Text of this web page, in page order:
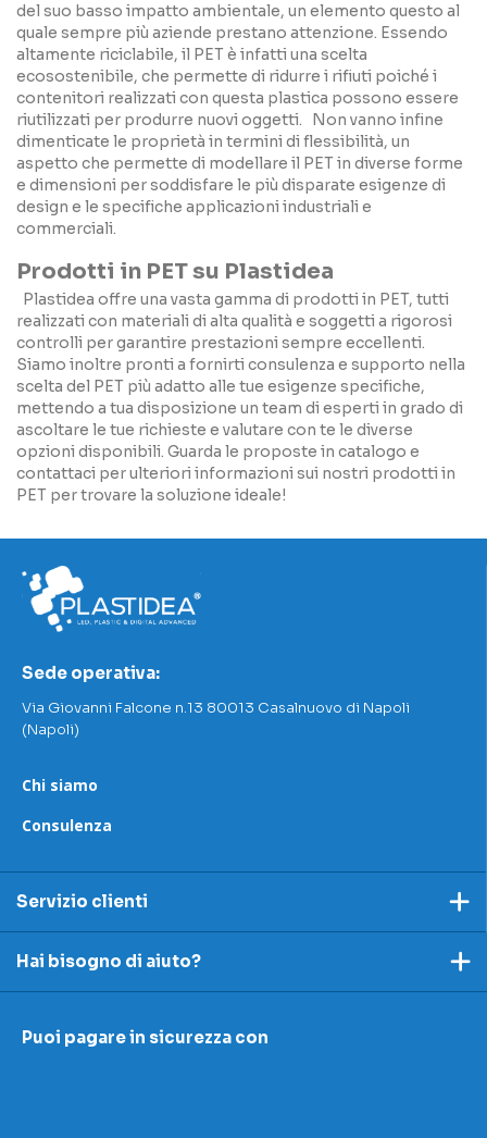
del suo basso impatto ambientale, un elemento questo al
quale sempre più aziende prestano attenzione. Essendo
altamente riciclabile, il PET è infatti una scelta
ecosostenibile, che permette di ridurre i rifiuti poiché i
contenitori realizzati con questa plastica possono essere
riutilizzati per produrre nuovi oggetti. Non vanno infine
dimenticate le proprietà in termini di flessibilità, un
aspetto che permette di modellare il PET in diverse forme
e dimensioni per soddisfare le più disparate esigenze di
design e le specifiche applicazioni industriali e
commerciali.
Prodotti in PET su Plastidea
Plastidea offre una vasta gamma di prodotti in PET, tutti
realizzati con materiali di alta qualità e soggetti a rigorosi
controlli per garantire prestazioni sempre eccellenti.
Siamo inoltre pronti a fornirti consulenza e supporto nella
scelta del PET più adatto alle tue esigenze specifiche,
mettendo a tua disposizione un team di esperti in grado di
ascoltare le tue richieste e valutare con te le diverse
opzioni disponibili. Guarda le proposte in catalogo e
contattaci per ulteriori informazioni sui nostri prodotti in
PET per trovare la soluzione ideale!
Sede operativa:
Via Giovanni Falcone n.13 80013 Casalnuovo di Napoli
(Napoli)
Chi siamo
Consulenza
Servizio clienti
Hai bisogno di aiuto?
I nostri contatti
Puoi pagare in sicurezza con